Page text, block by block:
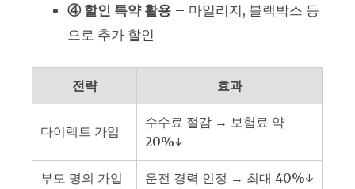
④ 할인 특약 활용– 마일리지, 블랙박스 등
으로 추가 할인
전략 효과
다이렉트 가입
수수료 절감 → 보험료 약
20%↓
부모 명의 가입 운전 경력 인정 → 최대 40%↓